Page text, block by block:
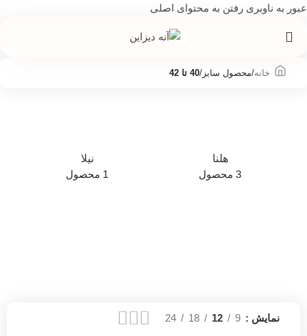
عبور به ناوبری رفتن به محتوای اصلی
خانه/محصول سایز /40 تا 42
هلنا
3 محصول
نیلا
1 محصول
نمایش 9
12
18
24